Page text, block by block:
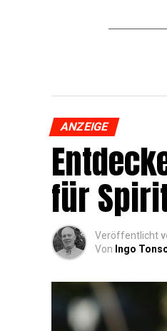
ANZEIGE
für
Veröffentlicht
Von Ingo